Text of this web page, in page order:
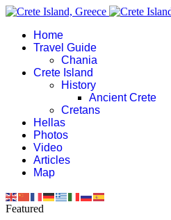
Home
Travel Guide
Chania
Crete Island
History
Ancient Crete
Cretans
Hellas
Photos
Video
Articles
Map
Featured